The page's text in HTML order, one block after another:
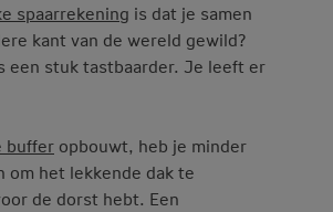
spaarrekening is dat je samen
kant van de wereld gewild?
een stuk tastbaarder. Je leeft er
buffer opbouwt, heb je minder
om het lekkende dak te
de dorst hebt. Een